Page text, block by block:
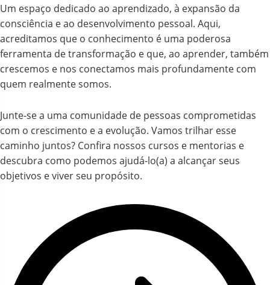
Um espaço dedicado ao aprendizado, à expansão da
consciência e ao desenvolvimento pessoal. Aqui,
acreditamos que o conhecimento é uma poderosa
ferramenta de transformação e que, ao aprender, também
crescemos e nos conectamos mais profundamente com
quem realmente somos.
Junte-se a uma comunidade de pessoas comprometidas
com o crescimento e a evolução. Vamos trilhar esse
caminho juntos? Confira nossos cursos e mentorias e
descubra como podemos ajudá-lo(a) a alcançar seus
objetivos e viver seu propósito.